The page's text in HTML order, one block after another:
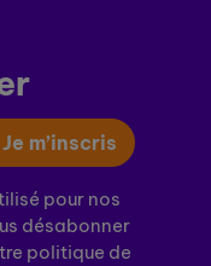
Je m’inscris
pour nos
désabonner
politique de